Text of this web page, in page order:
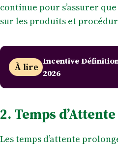
continue pour s’assurer
sur les produits et
À lire Incentive
2026
2. Temps
Les temps d’attente